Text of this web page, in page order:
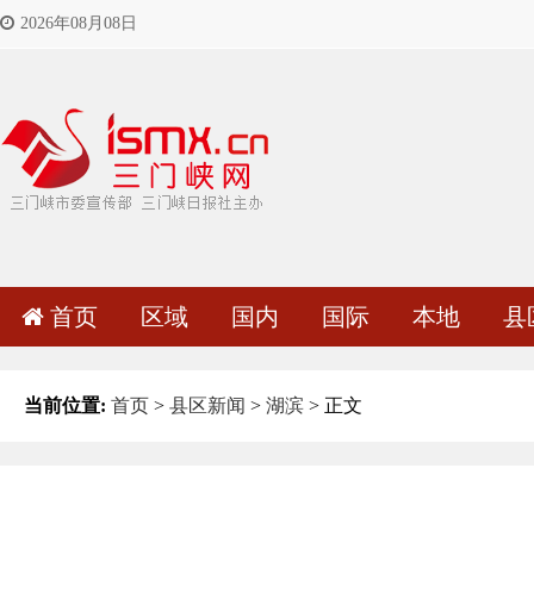
2026年08月08日
首页 区域 国内 国际 本地 县
当前位置: 首页 > 县区新闻 > 湖滨 > 正文